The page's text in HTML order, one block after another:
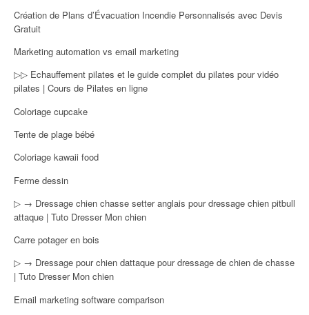
Création de Plans d’Évacuation Incendie Personnalisés avec Devis
Gratuit
Marketing automation vs email marketing
▷▷ Echauffement pilates et le guide complet du pilates pour vidéo
pilates | Cours de Pilates en ligne
Coloriage cupcake
Tente de plage bébé
Coloriage kawaii food
Ferme dessin
▷ → Dressage chien chasse setter anglais pour dressage chien pitbull
attaque | Tuto Dresser Mon chien
Carre potager en bois
▷ → Dressage pour chien dattaque pour dressage de chien de chasse
| Tuto Dresser Mon chien
Email marketing software comparison